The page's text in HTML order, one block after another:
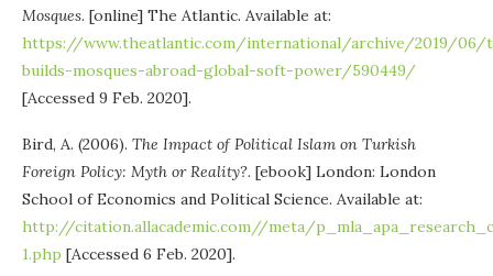
Mosques. [online] The Atlantic. Available at:
https://www.theatlantic.com/international/archive/2019/06/
builds-mosques-abroad-global-soft-power/590449/
[Accessed 9 Feb. 2020].
Bird, A. (2006). The Impact of Political Islam on Turkish
Foreign Policy: Myth or Reality?. [ebook] London: London
School of Economics and Political Science. Available at:
http://citation.allacademic.com//meta/
1.php [Accessed 6 Feb. 2020].